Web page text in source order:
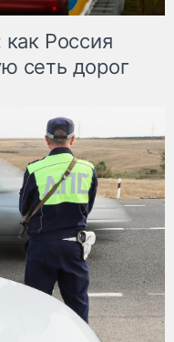
Россия
сеть дорог